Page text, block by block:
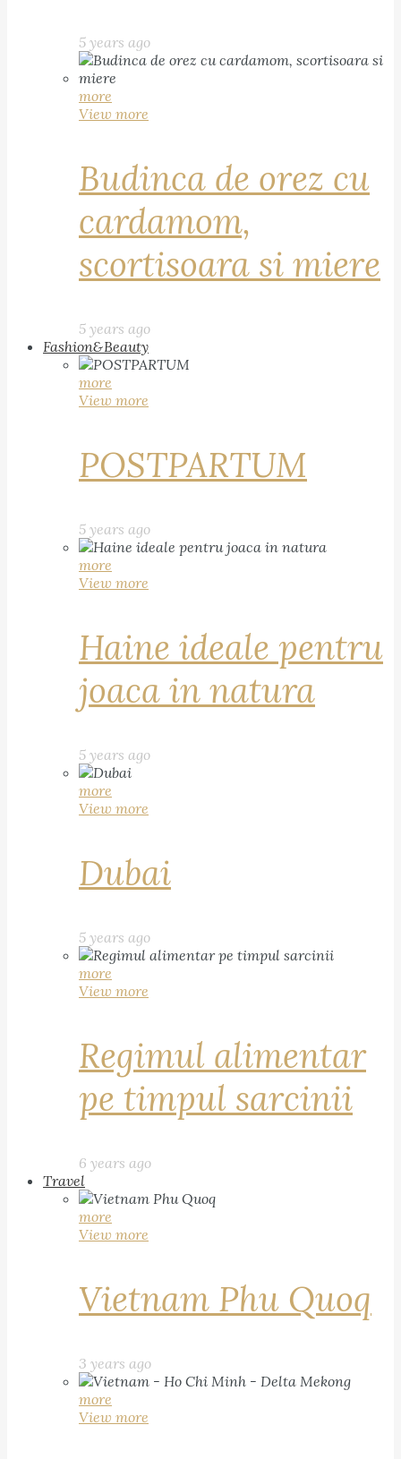
5 years ago
more
View more
Budinca de orez cu
cardamom,
scortisoara si miere
5 years ago
Fashion&Beauty
more
View more
POSTPARTUM
5 years ago
more
View more
Haine ideale pentru
joaca in natura
5 years ago
more
View more
Dubai
5 years ago
more
View more
Regimul alimentar
pe timpul sarcinii
6 years ago
Travel
more
View more
Vietnam Phu Quoq
3 years ago
more
View more